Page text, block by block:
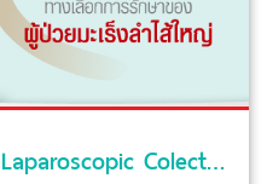
การผ่าตัดแบบส่องกล้อง Laparoscopic Colectomy ทางเลือกการรักษาของผู้ป่วยมะเร็งลำไส้ใหญ่